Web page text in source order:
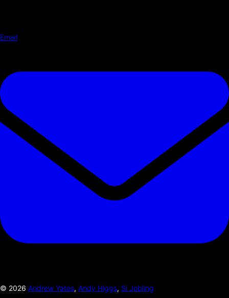
Email
© 2026 Andrew Yates, Andy Higgs, Si Jobling